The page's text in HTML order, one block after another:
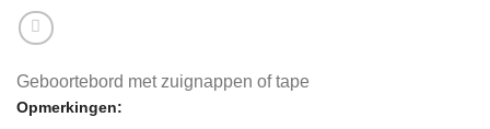
Geboortebord met zuignappen of tape
Opmerkingen: